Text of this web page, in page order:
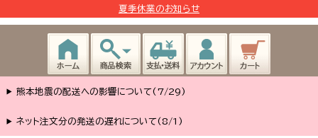
夏季休業のお知らせ
熊本地震の配送への影響について(7/29)
ネット注文分の発送の遅れについて(8/1)